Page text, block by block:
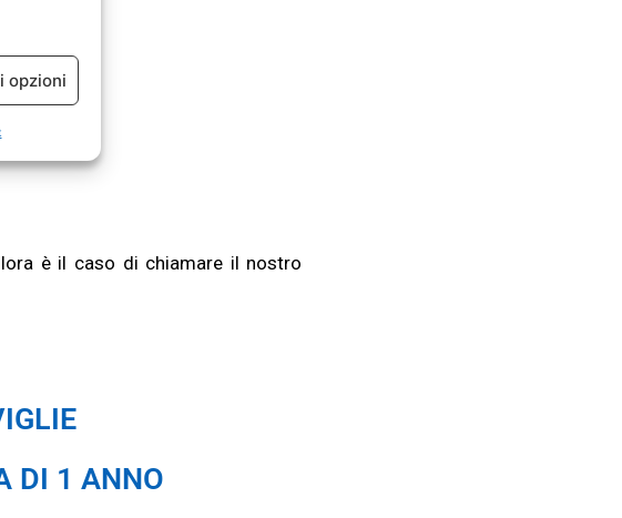
opzioni
è il caso di chiamare il nostro
DI 1 ANNO